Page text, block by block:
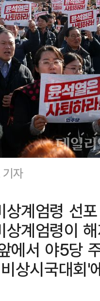
자
계엄령 선
상계엄령이
에서 야5당
상시국대회